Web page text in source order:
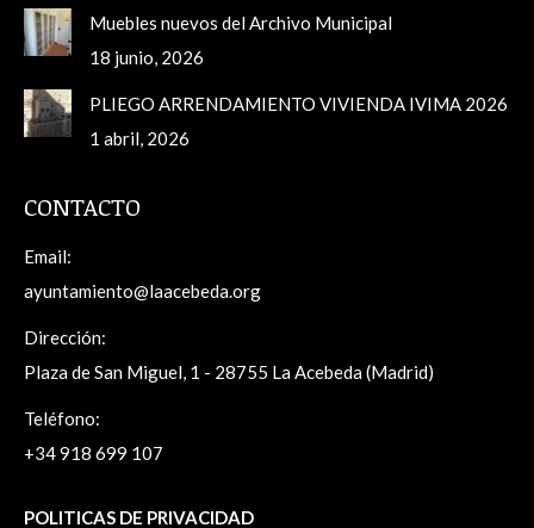
Muebles nuevos del Archivo Municipal
18 junio, 2026
PLIEGO ARRENDAMIENTO VIVIENDA IVIMA 2026
1 abril, 2026
CONTACTO
Email:
ayuntamiento@laacebeda.org
Dirección:
Plaza de San Miguel, 1 - 28755 La Acebeda (Madrid)
Teléfono:
+34 918 699 107
POLITICAS DE PRIVACIDAD